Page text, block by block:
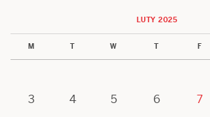
LUTY 2025
M T W T F
3
4 5 6 7